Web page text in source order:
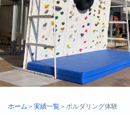
プ
アーバンスポーツイベント.JP
ホーム ＞実績一覧 ＞ボルダリング体験